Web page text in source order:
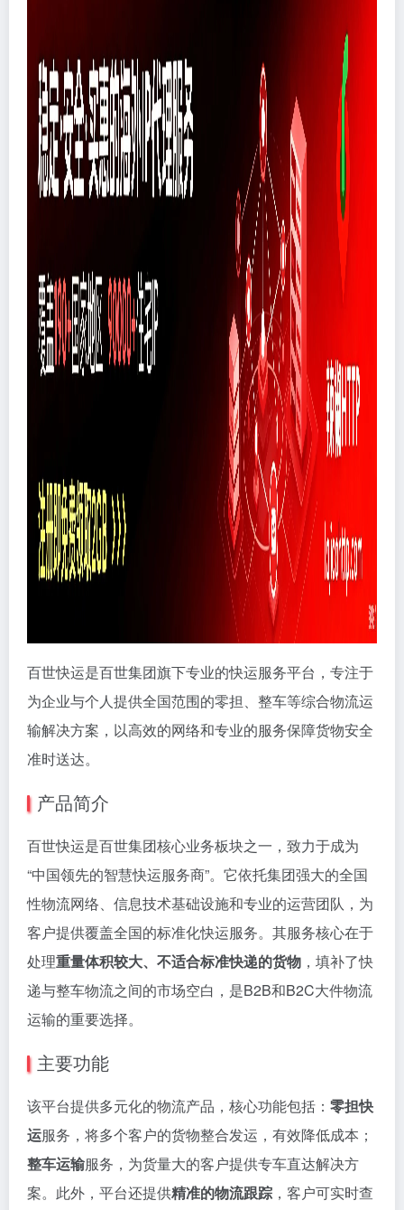
百世快运是百世集团旗下专业的快运服务平台，专注于
为企业与个人提供全国范围的零担、整车等综合物流运
输解决方案，以高效的网络和专业的服务保障货物安全
准时送达。
产品简介
百世快运是百世集团核心业务板块之一，致力于成为
“中国领先的智慧快运服务商”。它依托集团强大的全国
性物流网络、信息技术基础设施和专业的运营团队，为
客户提供覆盖全国的标准化快运服务。其服务核心在于
处理重量体积较大、不适合标准快递的货物 ，填补了快
递与整车物流之间的市场空白，是B2B和B2C大件物流
运输的重要选择。
主要功能
该平台提供多元化的物流产品，核心功能包括： 零担快
运服务，将多个客户的货物整合发运，有效降低成本；
整车运输服务，为货量大的客户提供专车直达解决方
案。此外，平台还提供精准的物流跟踪 ，客户可实时查